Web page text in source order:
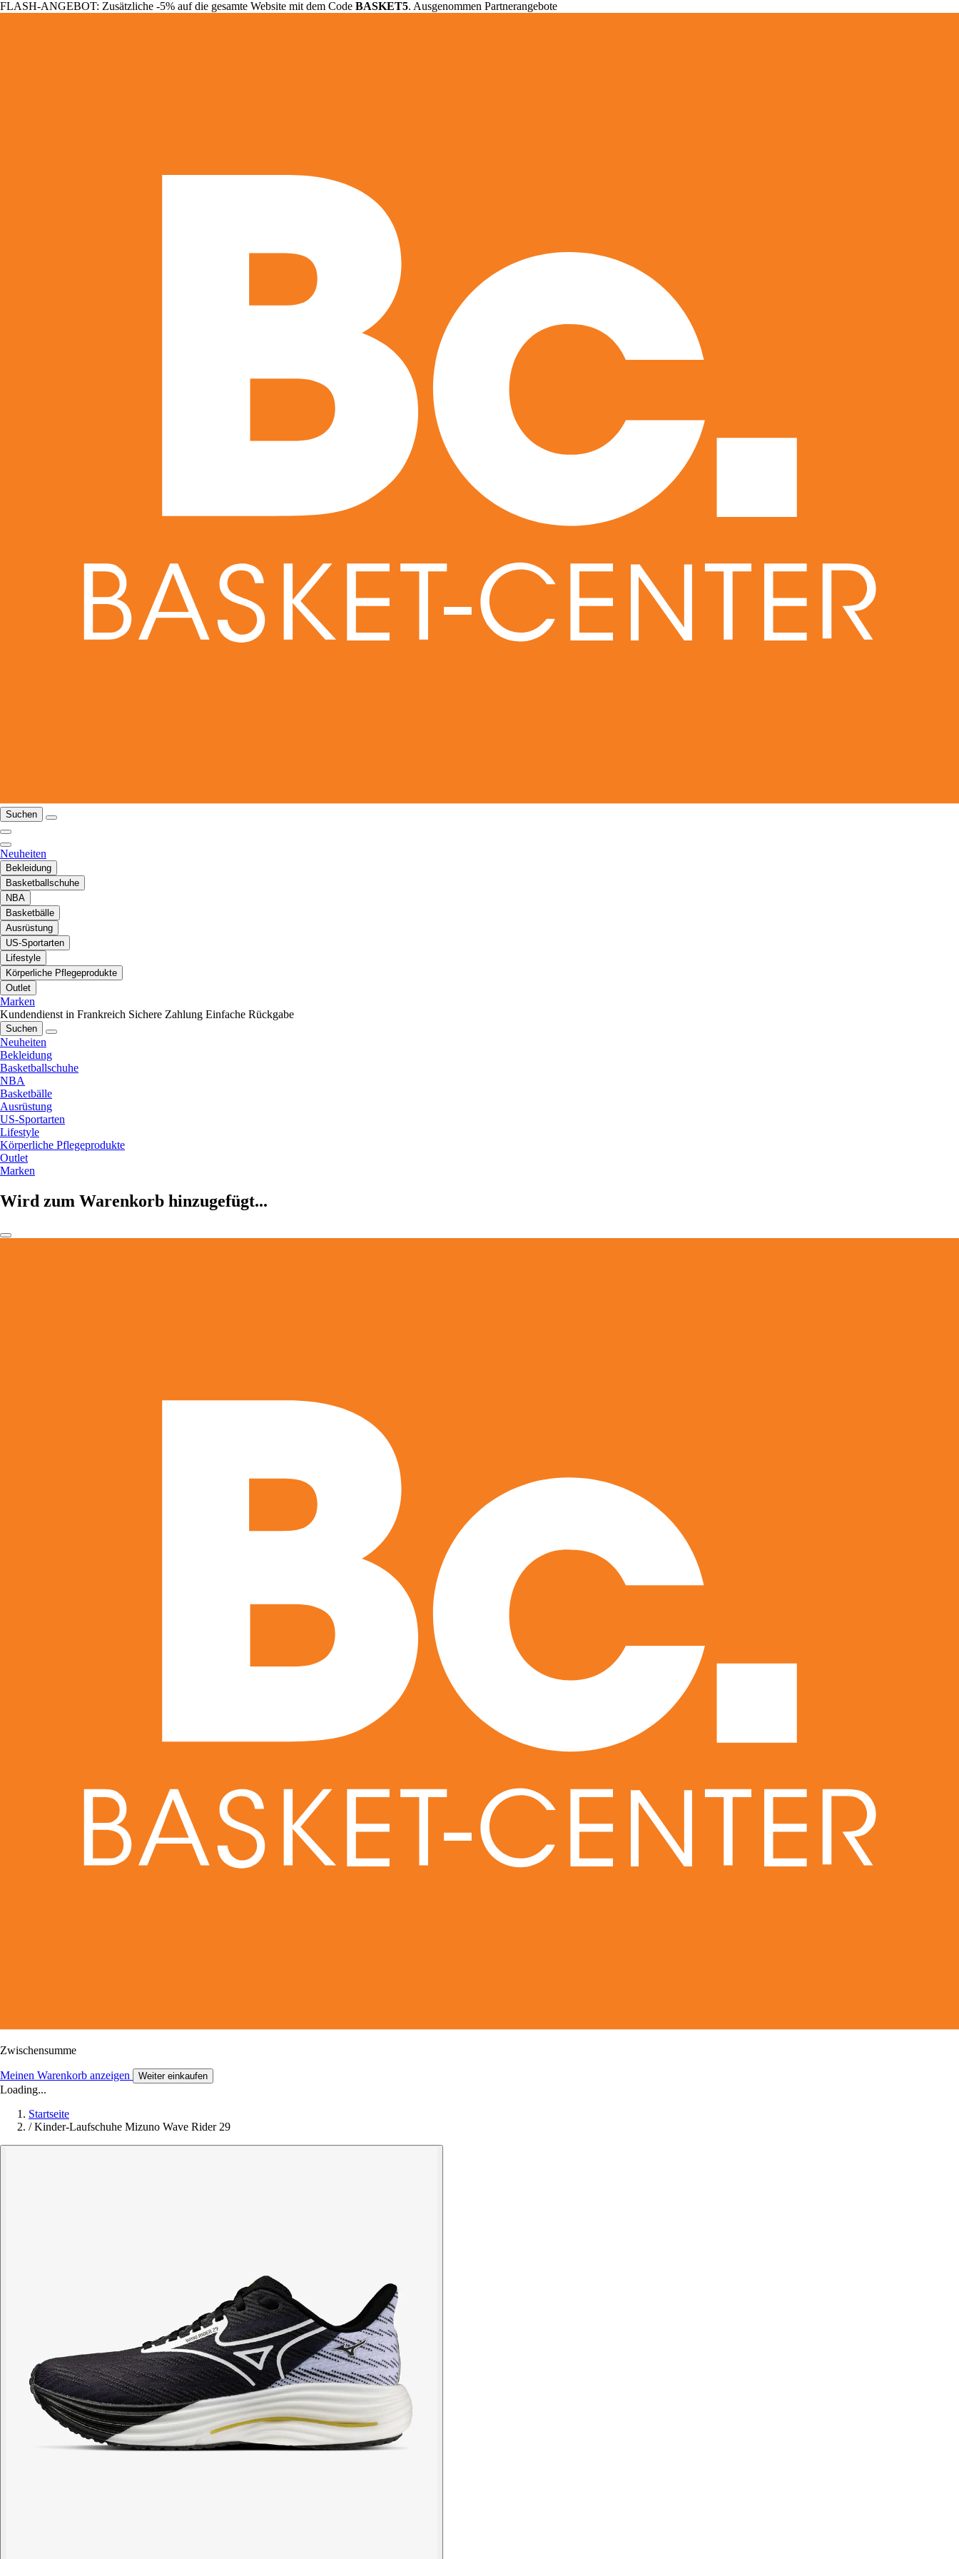
FLASH-ANGEBOT: Zusätzliche -5% auf die gesamte Website mit dem Code BASKET5. Ausgenommen Partnerangebote
Suchen
Neuheiten
Bekleidung
Basketballschuhe
NBA
Basketbälle
Ausrüstung
US-Sportarten
Lifestyle
Körperliche Pflegeprodukte
Outlet
Marken
Kundendienst in Frankreich Sichere Zahlung Einfache Rückgabe
Suchen
Neuheiten
Bekleidung
Basketballschuhe
NBA
Basketbälle
Ausrüstung
US-Sportarten
Lifestyle
Körperliche Pflegeprodukte
Outlet
Marken
Wird zum Warenkorb hinzugefügt...
Zwischensumme
Meinen Warenkorb anzeigen Weiter einkaufen
Loading...
Startseite
/ Kinder-Laufschuhe Mizuno Wave Rider 29